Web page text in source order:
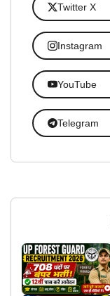
Twitter X
Instagram
YouTube
Telegram